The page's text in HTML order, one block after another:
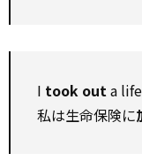
I took outa
私は生命保険に